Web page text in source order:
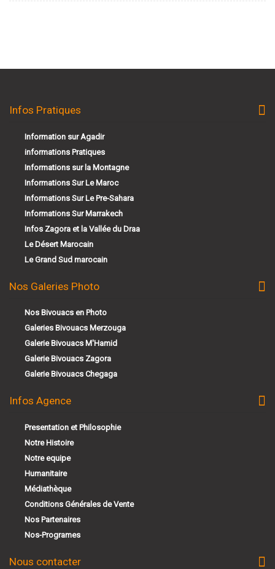
Infos Pratiques
Information sur Agadir
informations Pratiques
Informations sur la Montagne
Informations Sur Le Maroc
Informations Sur Le Pre-Sahara
Informations Sur Marrakech
Infos Zagora et la Vallée du Draa
Le Désert Marocain
Le Grand Sud marocain
Nos Galeries Photo
Nos Bivouacs en Photo
Galeries Bivouacs Merzouga
Galerie Bivouacs M'Hamid
Galerie Bivouacs Zagora
Galerie Bivouacs Chegaga
Infos Agence
Presentation et Philosophie
Notre Histoire
Notre equipe
Humanitaire
Médiathèque
Conditions Générales de Vente
Nos Partenaires
Nos-Programes
Nous contacter